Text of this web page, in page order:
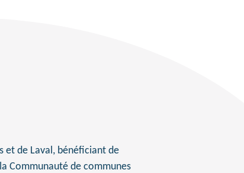
et de Laval, bénéficiant de
Communauté de communes